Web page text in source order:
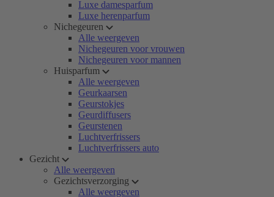
Luxe damesparfum
Luxe herenparfum
Nichegeuren
Alle weergeven
Nichegeuren voor vrouwen
Nichegeuren voor mannen
Huisparfum
Alle weergeven
Geurkaarsen
Geurstokjes
Geurdiffusers
Geurstenen
Luchtverfrissers
Luchtverfrissers auto
Gezicht
Alle weergeven
Gezichtsverzorging
Alle weergeven